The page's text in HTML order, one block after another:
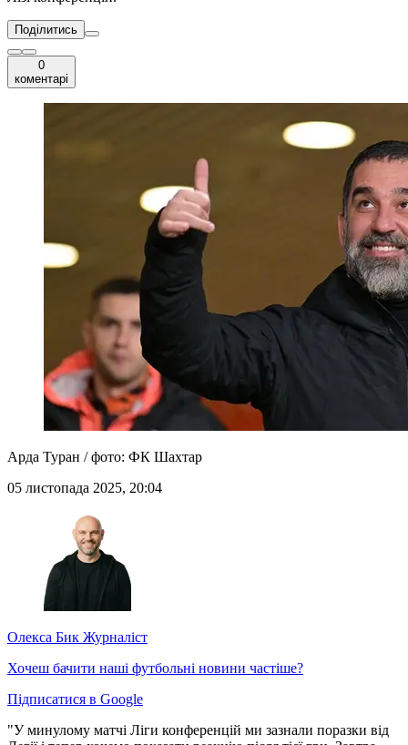
Поділитись
0
коментарі
Арда Туран / фото: ФК Шахтар
05 листопада 2025, 20:04
Олекса Бик Журналіст
Хочеш бачити наші футбольні новини частіше?
Підписатися в Google
"У минулому матчі Ліги конференцій ми зазнали поразки від